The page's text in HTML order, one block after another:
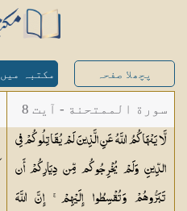
پچھلا صفحہ مکتبہ
سورة الممتحنة - آیت 8
لَّا يَنْهَاكُمُ اللَّهُ عَنِ الَّذِينَ لَمْ يُقَاتِلُوكُمْ فِي
الدِّينِ وَلَمْ يُخْرِجُوكُم مِّن دِيَارِكُمْ أَن
تَبَرُّوهُمْ وَتُقْسِطُوا إِلَيْهِمْ ۚ إِنَّ اللَّهَ